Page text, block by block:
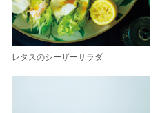
レタスのシーザーサラダ